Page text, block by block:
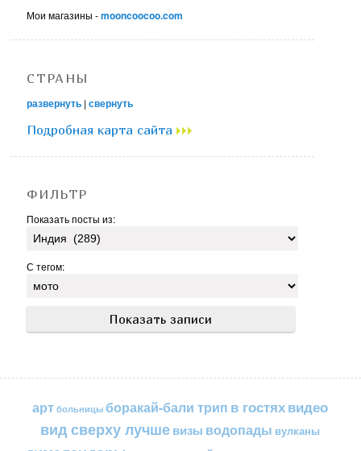
Мои магазины -mooncoocoo.com
СТРАНЫ
развернуть |свернуть
Подробная карта сайта
ФИЛЬТР
Показать посты из:
С тегом:
арт больницы боракай-бали трип в гостяхвидео
вид сверху лучшевизы водопады вулканы